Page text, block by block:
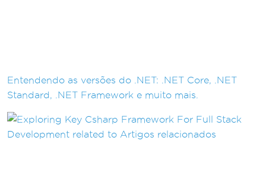
Entendendo as versões do .NET: .NET Core, .NET
Standard, .NET Framework e muito mais.